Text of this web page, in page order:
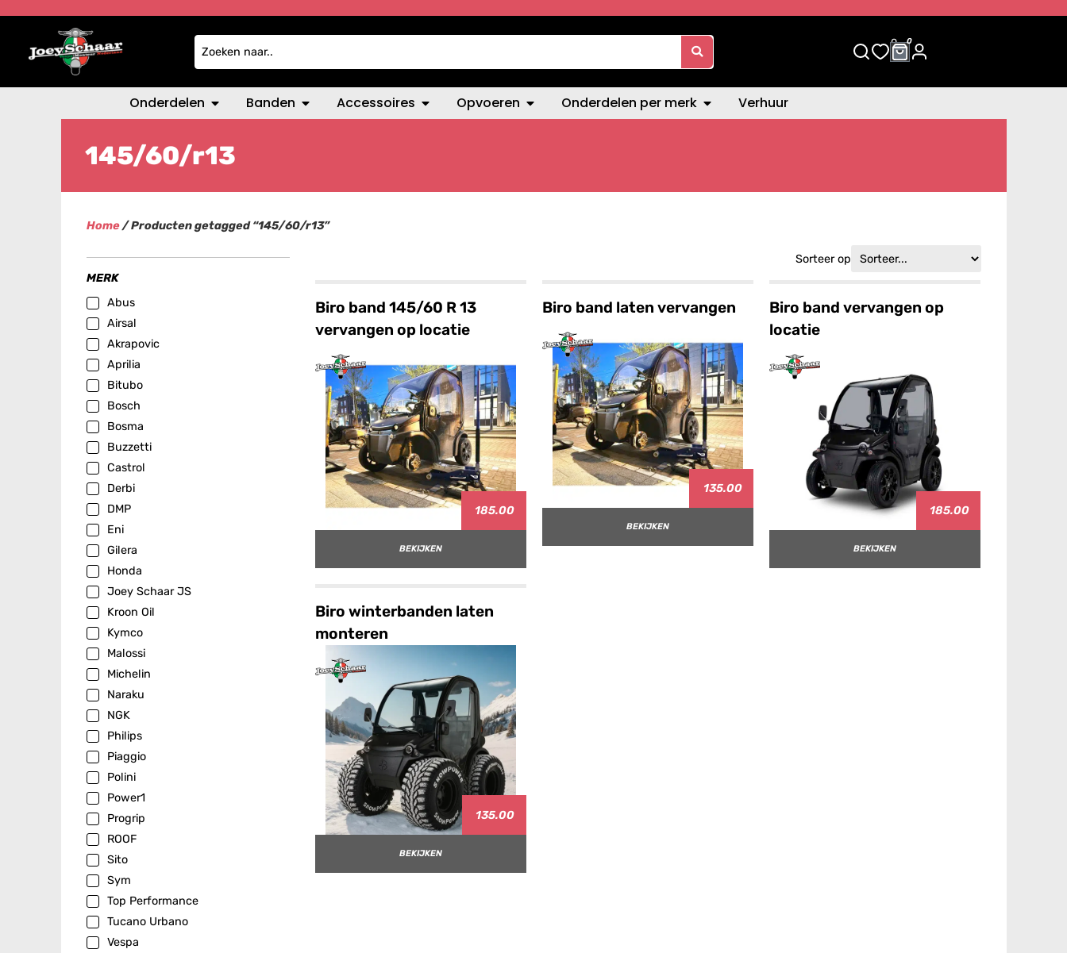
0 0
Onderdelen Banden Accessoires Opvoeren Onderdelen per merk Verhuur
145/60/r13
Home/ Producten getagged “145/60/r13”
MERK
Abus
Airsal
Akrapovic
Aprilia
Bitubo
Bosch
Bosma
Buzzetti
Castrol
Derbi
DMP
Eni
Gilera
Honda
Joey Schaar JS
Kroon Oil
Kymco
Malossi
Michelin
Naraku
NGK
Philips
Piaggio
Polini
Power1
Progrip
ROOF
Sito
Sym
Top Performance
Tucano Urbano
Vespa
Sorteer op
Biro band 145/60 R 13
vervangen op locatie
185.00
BEKIJKEN
Biro band laten vervangen
135.00
BEKIJKEN
Biro band vervangen op
locatie
185.00
BEKIJKEN
Biro winterbanden laten
monteren
135.00
BEKIJKEN